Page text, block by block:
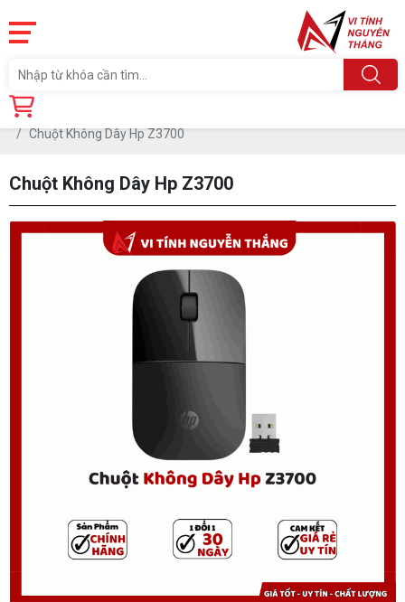
Trang chủ
Chuột Không Dây Hp Z3700
Chuột Không Dây Hp Z3700